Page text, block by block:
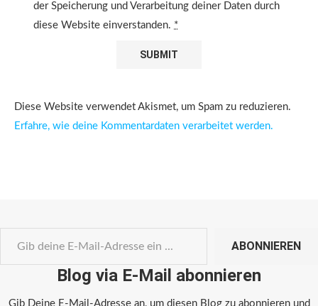
der Speicherung und Verarbeitung deiner Daten durch
diese Website einverstanden. *
Diese Website verwendet Akismet, um Spam zu reduzieren.
Erfahre, wie deine Kommentardaten verarbeitet werden.
ABONNIEREN
Blog via E-Mail abonnieren
Gib Deine E-Mail-Adresse an, um diesen Blog zu abonnieren und